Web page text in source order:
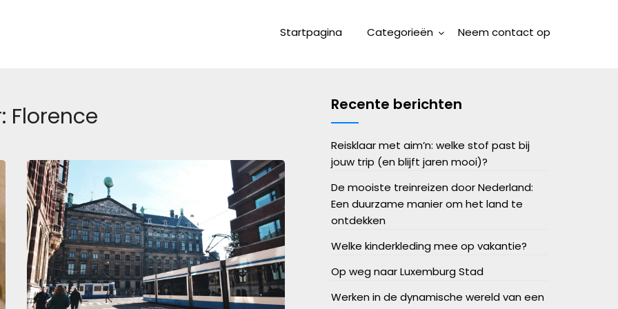
Startpagina Categorieën Neem contact op
Florence Recente berichten
Reisklaar met aim’n: welke stof past bij
jouw trip (en blijft jaren mooi)?
De mooiste treinreizen door Nederland:
Een duurzame manier om het land te
ontdekken
Welke kinderkleding mee op vakantie?
Op weg naar Luxemburg Stad
Werken in de dynamische wereld van een